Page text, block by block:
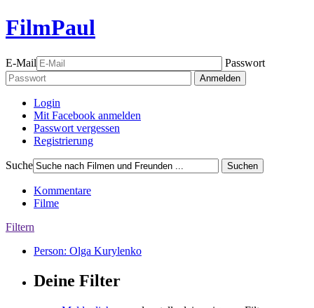
FilmPaul
E-Mail Passwort
Anmelden
Login
Mit Facebook anmelden
Passwort vergessen
Registrierung
Suche Suchen
Kommentare
Filme
Filtern
Person: Olga Kurylenko
Deine Filter